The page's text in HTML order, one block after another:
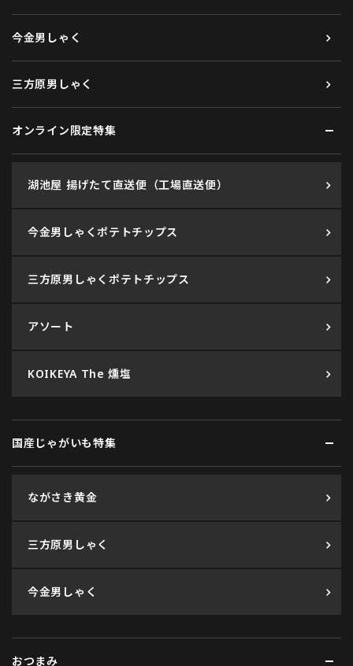
今金男しゃく
三方原男しゃく
オンライン限定特集
湖池屋 揚げたて直送便（工場直送便）
今金男しゃくポテトチップス
三方原男しゃくポテトチップス
アソート
KOIKEYA The 燻塩
国産じゃがいも特集
ながさき黄金
三方原男しゃく
今金男しゃく
おつまみ